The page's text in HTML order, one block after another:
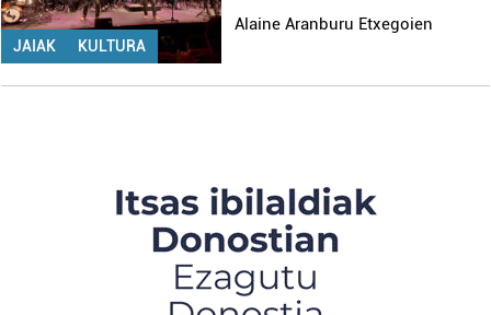
JAIAK KULTURA
Alaine Aranburu Etxegoien